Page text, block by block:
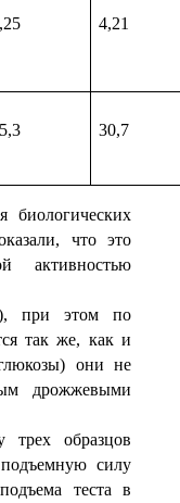
4,21
30,7
биологических
что это
активностью
при этом по
так же, как и
они не
дрожжевыми
трех образцов
силу
теста в